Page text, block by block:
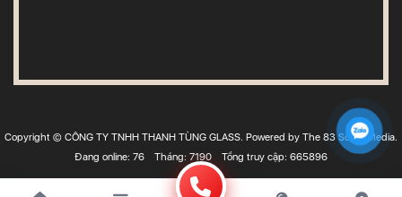
Copyright © CÔNG TY TNHH THANH TÙNG GLASS. Powered by The 83 Social Media.
Đang online: 76
Tháng: 7190 Tổng truy cập: 665896